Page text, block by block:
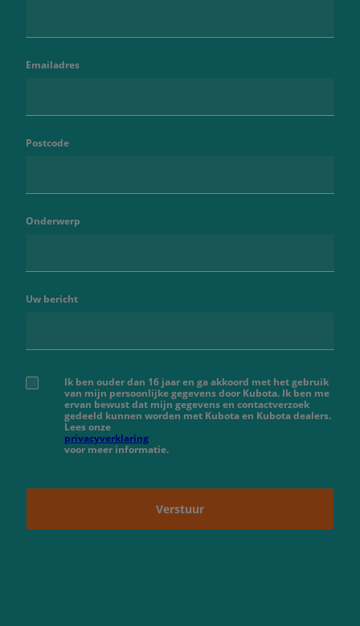
Emailadres
Postcode
Onderwerp
Uw bericht
Ik ben ouder dan 16 jaar en ga akkoord met het gebruik
van mijn persoonlijke gegevens door Kubota. Ik ben me
ervan bewust dat mijn gegevens en contactverzoek
gedeeld kunnen worden met Kubota en Kubota dealers.
Lees onze
privacyverklaring
voor meer informatie.
Verstuur